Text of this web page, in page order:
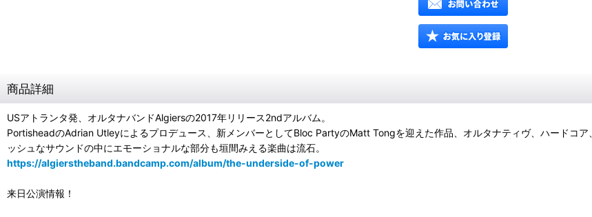
商品詳細
USアトランタ発、オルタナバンドAlgiersの2017年リリース2ndアルバム。
PortisheadのAdrian Utleyによるプロデュース、新メンバーとしてBloc PartyのMatt Tongを迎えた作品、オルタナティヴ、ハードコ
ッシュなサウンドの中にエモーショナルな部分も垣間みえる楽曲は流石。
https://algierstheband.bandcamp.com/album/the-underside-of-power
来日公演情報！